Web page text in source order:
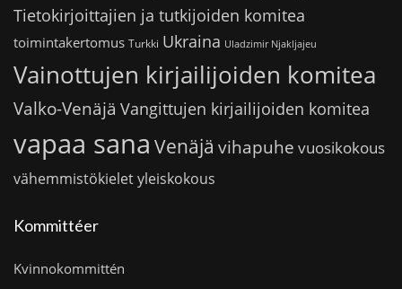
Tietokirjoittajien ja tutkijoiden komitea
toimintakertomus Turkki Ukraina Uladzimir Njakljajeu
Vainottujen kirjailijoiden komitea
Valko-Venäjä Vangittujen kirjailijoiden komitea
vapaa sana Venäjä vihapuhe vuosikokous
vähemmistökieletyleiskokous
Kommittéer
Kvinnokommittén